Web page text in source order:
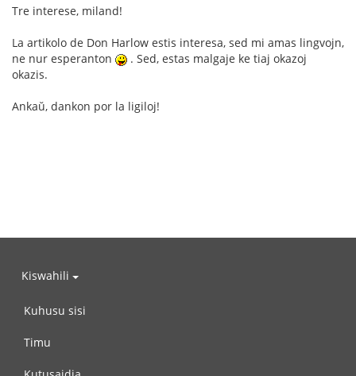
Tre interese, miland!
La artikolo de Don Harlow estis interesa, sed mi amas lingvojn,
ne nur esperanton
. Sed, estas malgaje ke tiaj okazoj
okazis.
Ankaŭ, dankon por la ligiloj!
Kiswahili
Kuhusu sisi
Timu